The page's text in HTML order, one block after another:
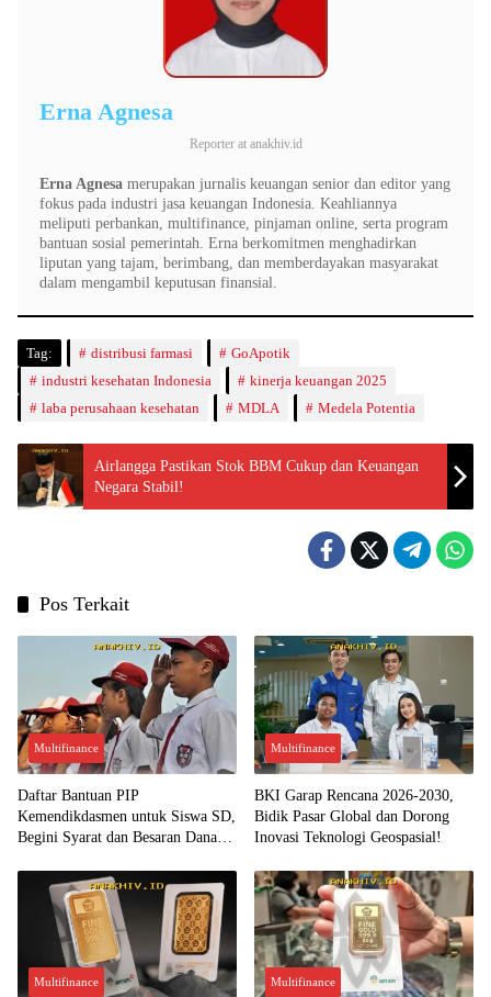
Erna Agnesa
Reporter at anakhiv.id
Erna Agnesa merupakan jurnalis keuangan senior dan editor yang
fokus pada industri jasa keuangan Indonesia. Keahliannya
meliputi perbankan, multifinance, pinjaman online, serta program
bantuan sosial pemerintah. Erna berkomitmen menghadirkan
liputan yang tajam, berimbang, dan memberdayakan masyarakat
dalam mengambil keputusan finansial.
Tag: distribusi farmasi
GoApotik
industri kesehatan Indonesia
kinerja keuangan 2025
laba perusahaan kesehatan
MDLA Medela Potentia
Airlangga Pastikan Stok BBM Cukup dan Keuangan
Negara Stabil!
Pos Terkait
Multifinance
Daftar Bantuan PIP
Kemendikdasmen untuk Siswa SD,
Begini Syarat dan Besaran Dana
Multifinance
BKI Garap Rencana 2026-2030,
Bidik Pasar Global dan Dorong
Inovasi Teknologi Geospasial!
Multifinance Multifinance